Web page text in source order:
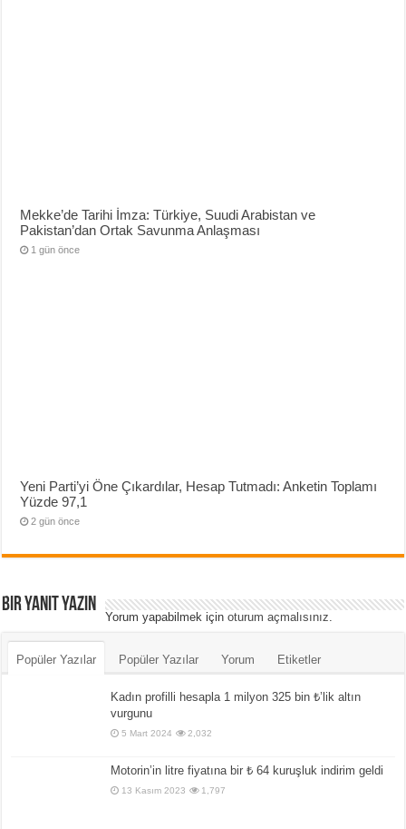
Mekke’de Tarihi İmza: Türkiye, Suudi Arabistan ve
Pakistan’dan Ortak Savunma Anlaşması
1 gün önce
Yeni Parti’yi Öne Çıkardılar, Hesap Tutmadı: Anketin Toplamı
Yüzde 97,1
2 gün önce
Bir yanıt yazın
Yorum yapabilmek içinoturum açmalısınız.
Popüler Yazılar Popüler Yazılar Yorum Etiketler
Kadın profilli hesapla 1 milyon 325 bin ₺’lik altın
vurgunu
5 Mart 2024 2,032
Motorin’in litre fiyatına bir ₺ 64 kuruşluk indirim geldi
13 Kasım 2023 1,797